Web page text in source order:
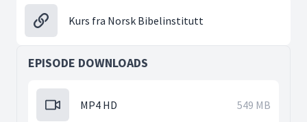
Kurs fra Norsk Bibelinstitutt
EPISODE DOWNLOADS
MP4 HD 549 MB